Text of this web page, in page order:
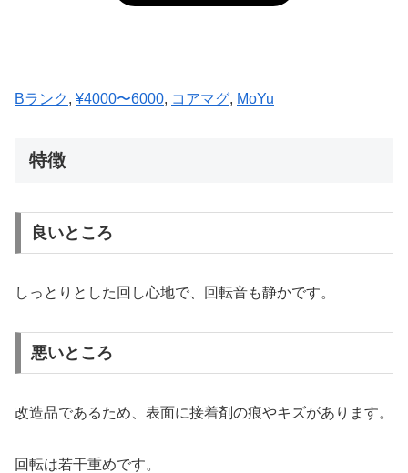
Bランク, ¥4000〜6000, コアマグ, MoYu
特徴
良いところ
しっとりとした回し心地で、回転音も静かです。
悪いところ
改造品であるため、表面に接着剤の痕やキズがあります。
回転は若干重めです。